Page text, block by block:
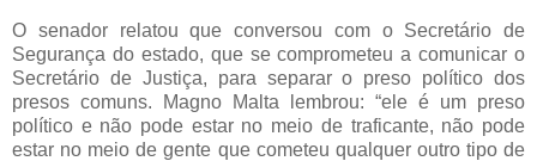
O senador relatou que conversou com o Secretário de
Segurança do estado, que se comprometeu a comunicar o
Secretário de Justiça, para separar o preso político dos
presos comuns. Magno Malta lembrou: “ele é um preso
político e não pode estar no meio de traficante, não pode
estar no meio de gente que cometeu qualquer outro tipo de